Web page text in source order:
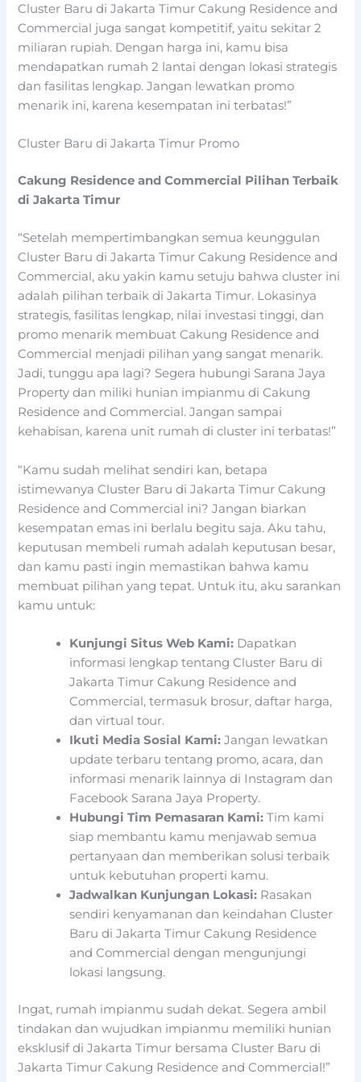
Cluster Baru di Jakarta Timur Cakung Residence and
Commercial juga sangat kompetitif, yaitu sekitar 2
miliaran rupiah. Dengan harga ini, kamu bisa
mendapatkan rumah 2 lantai dengan lokasi strategis
dan fasilitas lengkap. Jangan lewatkan promo
menarik ini, karena kesempatan ini terbatas!”
Cluster Baru di Jakarta Timur Promo
Cakung Residence and Commercial Pilihan Terbaik
di Jakarta Timur
“Setelah mempertimbangkan semua keunggulan
Cluster Baru di Jakarta Timur Cakung Residence and
Commercial, aku yakin kamu setuju bahwa cluster ini
adalah pilihan terbaik di Jakarta Timur. Lokasinya
strategis, fasilitas lengkap, nilai investasi tinggi, dan
promo menarik membuat Cakung Residence and
Commercial menjadi pilihan yang sangat menarik.
Jadi, tunggu apa lagi? Segera hubungi Sarana Jaya
Property dan miliki hunian impianmu di Cakung
Residence and Commercial. Jangan sampai
kehabisan, karena unit rumah di cluster ini terbatas!”
“Kamu sudah melihat sendiri kan, betapa
istimewanya Cluster Baru di Jakarta Timur Cakung
Residence and Commercial ini? Jangan biarkan
kesempatan emas ini berlalu begitu saja. Aku tahu,
keputusan membeli rumah adalah keputusan besar,
dan kamu pasti ingin memastikan bahwa kamu
membuat pilihan yang tepat. Untuk itu, aku sarankan
kamu untuk:
Kunjungi Situs Web Kami: Dapatkan
informasi lengkap tentang Cluster Baru di
Jakarta Timur Cakung Residence and
Commercial, termasuk brosur, daftar harga,
dan virtual tour.
Ikuti Media Sosial Kami: Jangan lewatkan
update terbaru tentang promo, acara, dan
informasi menarik lainnya di Instagram dan
Facebook Sarana Jaya Property.
Hubungi Tim Pemasaran Kami: Tim kami
siap membantu kamu menjawab semua
pertanyaan dan memberikan solusi terbaik
untuk kebutuhan properti kamu.
Jadwalkan Kunjungan Lokasi: Rasakan
sendiri kenyamanan dan keindahan Cluster
Baru di Jakarta Timur Cakung Residence
and Commercial dengan mengunjungi
lokasi langsung.
Ingat, rumah impianmu sudah dekat. Segera ambil
tindakan dan wujudkan impianmu memiliki hunian
eksklusif di Jakarta Timur bersama Cluster Baru di
Jakarta Timur Cakung Residence and Commercial!”